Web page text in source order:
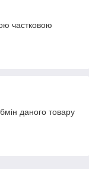
частковою
даного товару